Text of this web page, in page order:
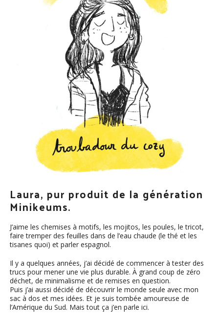
Laura, pur produit de la génération
Minikeums.
J’aime les chemises à motifs, les mojitos, les poules, le tricot,
faire tremper des feuilles dans de l’eau chaude (le thé et les
tisanes quoi) et parler espagnol.
Il y a quelques années, j’ai décidé de commencer à tester des
trucs pour mener une vie plus durable. À grand coup de zéro
déchet, de minimalisme et de remises en question.
Puis j’ai aussi décidé de découvrir le monde seule avec mon
sac à dos et mes idées. Et je suis tombée amoureuse de
l’Amérique du Sud. Mais tout ça j’en parle ici.